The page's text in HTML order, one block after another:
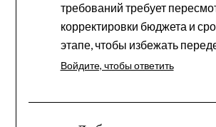
требований требует
корректировки бюджета и
этапе, чтобы избежать
Войдите, чтобы ответить